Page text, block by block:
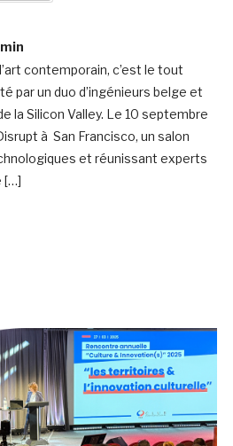
min
contemporain, c’est le tout
par un duo d’ingénieurs belge et
la Silicon Valley. Le 10 septembre
à San Francisco, un salon
et réunissant experts
[…]